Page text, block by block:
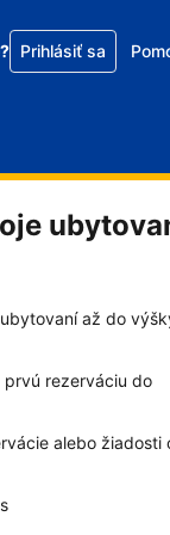
Prihlásiť sa
až do
rezerváciu do
alebo žiadosti